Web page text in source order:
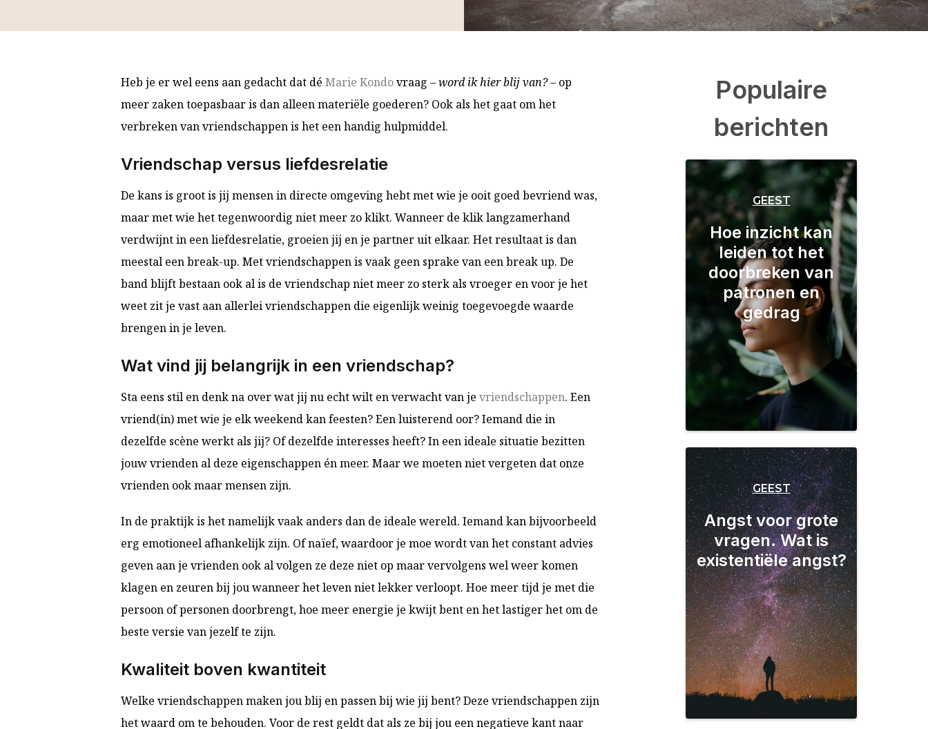
Heb je er wel eens aan gedacht dat dé Marie Kondovraag –word ik hier blij van?– op
meer zaken toepasbaar is dan alleen materiële goederen? Ook als het gaat om het
verbreken van vriendschappen is het een handig hulpmiddel.
Vriendschap versus liefdesrelatie
De kans is groot is jij mensen in directe omgeving hebt met wie je ooit goed bevriend was,
maar met wie het tegenwoordig niet meer zo klikt. Wanneer de klik langzamerhand
verdwijnt in een liefdesrelatie, groeien jij en je partner uit elkaar. Het resultaat is dan
meestal een break-up. Met vriendschappen is vaak geen sprake van een break up. De
band blijft bestaan ook al is de vriendschap niet meer zo sterk als vroeger en voor je het
weet zit je vast aan allerlei vriendschappen die eigenlijk weinig toegevoegde waarde
brengen in je leven.
Wat vind jij belangrijk in een vriendschap?
Sta eens stil en denk na over wat jij nu echt wilt en verwacht van je vriendschappen. Een
vriend(in) met wie je elk weekend kan feesten? Een luisterend oor? Iemand die in
dezelfde scène werkt als jij? Of dezelfde interesses heeft? In een ideale situatie bezitten
jouw vrienden al deze eigenschappen én meer. Maar we moeten niet vergeten dat onze
vrienden ook maar mensen zijn.
In de praktijk is het namelijk vaak anders dan de ideale wereld. Iemand kan bijvoorbeeld
erg emotioneel afhankelijk zijn. Of naïef, waardoor je moe wordt van het constant advies
geven aan je vrienden ook al volgen ze deze niet op maar vervolgens wel weer komen
klagen en zeuren bij jou wanneer het leven niet lekker verloopt. Hoe meer tijd je met die
persoon of personen doorbrengt, hoe meer energie je kwijt bent en het lastiger het om de
beste versie van jezelf te zijn.
Kwaliteit boven kwantiteit
Welke vriendschappen maken jou blij en passen bij wie jij bent? Deze vriendschappen zijn
het waard om te behouden. Voor de rest geldt dat als ze bij jou een negatieve kant naar
Populaire
berichten
GEEST
Hoe inzicht kan
leiden tot het
doorbreken van
patronen en
gedrag
GEEST
Angst voor grote
vragen. Wat is
existentiële angst?